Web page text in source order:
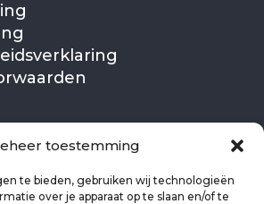
toestemming
te bieden, gebruiken wij technologieën
over je apparaat op te slaan en/of te